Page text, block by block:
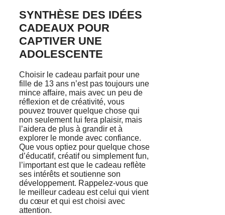
SYNTHÈSE DES IDÉES
CADEAUX POUR
CAPTIVER UNE
ADOLESCENTE
Choisir le cadeau parfait pour une
fille de 13 ans n’est pas toujours une
mince affaire, mais avec un peu de
réflexion et de créativité, vous
pouvez trouver quelque chose qui
non seulement lui fera plaisir, mais
l’aidera de plus à grandir et à
explorer le monde avec confiance.
Que vous optiez pour quelque chose
d’éducatif, créatif ou simplement fun,
l’important est que le cadeau reflète
ses intérêts et soutienne son
développement. Rappelez-vous que
le meilleur cadeau est celui qui vient
du cœur et qui est choisi avec
attention.